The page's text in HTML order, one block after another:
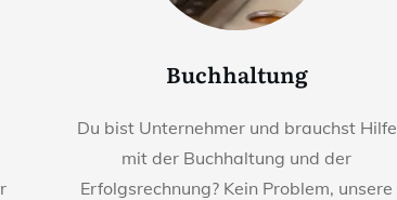
Buchhaltung
Du bist Unternehmer und brauchst Hilfe
mit der Buchhaltung und der
Erfolgsrechnung? Kein Problem, unsere